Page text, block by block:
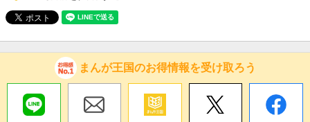
まんが王国のお得情報を受け取ろう